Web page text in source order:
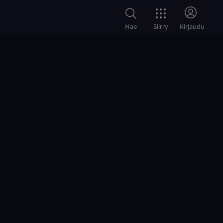
Hae Siirry Kirjaudu